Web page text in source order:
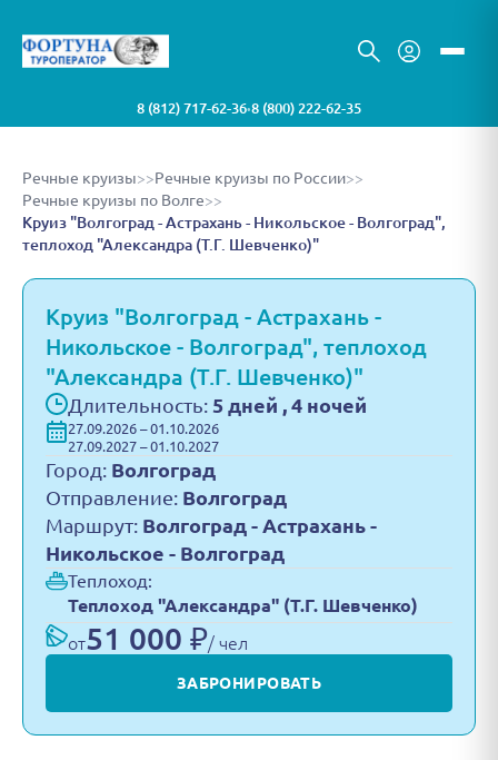
8 (812) 717-62-36•8 (800) 222-62-35
Речные круизы>>Речные круизы по России>>
Речные круизы по Волге>>
Круиз "Волгоград - Астрахань - Никольское - Волгоград",
теплоход "Александра (Т.Г. Шевченко)"
Круиз "Волгоград - Астрахань -
Никольское - Волгоград", теплоход
"Александра (Т.Г. Шевченко)"
Длительность: 5 дней , 4 ночей
27.09.2026 – 01.10.2026
27.09.2027 – 01.10.2027
Город: Волгоград
Отправление: Волгоград
Маршрут: Волгоград - Астрахань -
Никольское - Волгоград
Теплоход:
Теплоход "Александра" (Т.Г. Шевченко)
от51 000 ₽/ чел
ЗАБРОНИРОВАТЬ